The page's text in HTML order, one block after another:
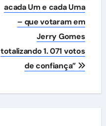
acada Um e cada Uma
– que votaram em
Jerry Gomes
totalizando 1. 071 votos
de confiança”